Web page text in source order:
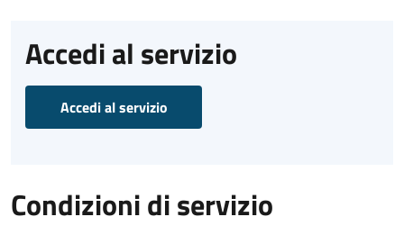
Accedi al servizio
Accedi al servizio
Condizioni di servizio